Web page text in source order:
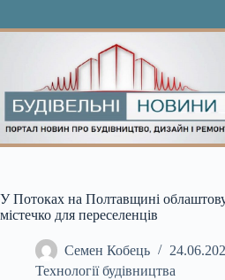
У Потоках на Полтавщині
містечко для переселенців
Семен Кобець
Технології будівництва